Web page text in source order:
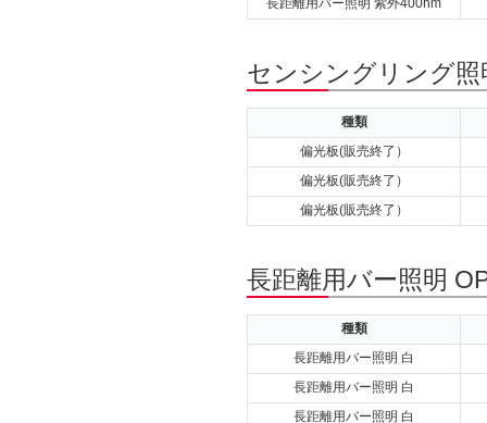
長距離用バー照明 紫外400nm
センシングリング
種類
偏光板(販売終了）
偏光板(販売終了）
偏光板(販売終了）
長距離用バー照明
種類
長距離用バー照明 白
長距離用バー照明 白
長距離用バー照明 白